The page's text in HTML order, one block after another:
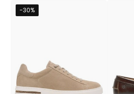
-30%